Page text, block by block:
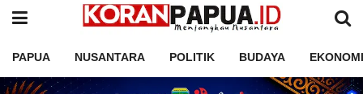
PAPUA NUSANTARA POLITIK BUDAYA EKONOMI